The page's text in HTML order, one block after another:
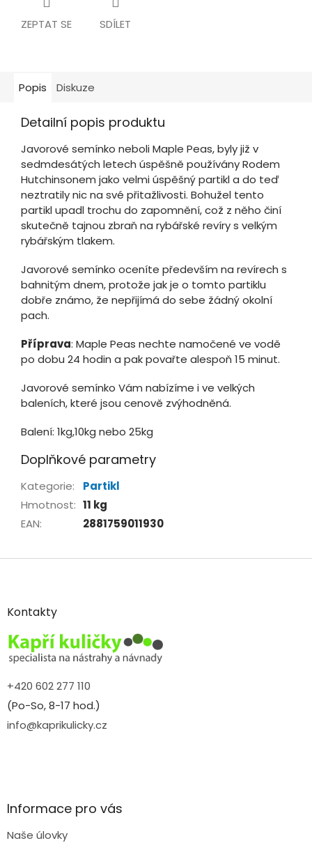
ZEPTAT SE SDÍLET
Popis Diskuze
Detailní popis produktu
Javorové semínko neboli Maple Peas, byly již v
sedmdesátých letech úspěšně používány Rodem
Hutchinsonem jako velmi úspěšný partikl a do teď
neztratily nic na své přitažlivosti. Bohužel tento
partikl upadl trochu do zapomnění, což z něho činí
skutečně tajnou zbraň na rybářské revíry s velkým
rybářským tlakem.
Javorové semínko oceníte především na revírech s
bahnitým dnem, protože jak je o tomto partiklu
dobře známo, že nepřijímá do sebe žádný okolní
pach.
Příprava: Maple Peas nechte namočené ve vodě
po dobu 24 hodin a pak povařte alespoň 15 minut.
Javorové semínko Vám nabízíme i ve velkých
baleních, které jsou cenově zvýhodněná.
Balení: 1kg,10kg nebo 25kg
Doplňkové parametry
Kategorie:
Partikl
Hmotnost: 11 kg
EAN: 2881759011930
Z
aKontakty
+420 602 277 110
(Po-So, 8-17 hod.)
info@kaprikulicky.cz
Informace pro vás
Naše úlovky